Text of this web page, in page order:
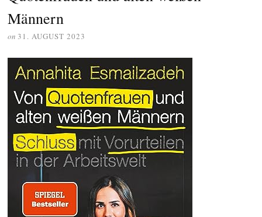
Männern
on 31. AUGUST 2023